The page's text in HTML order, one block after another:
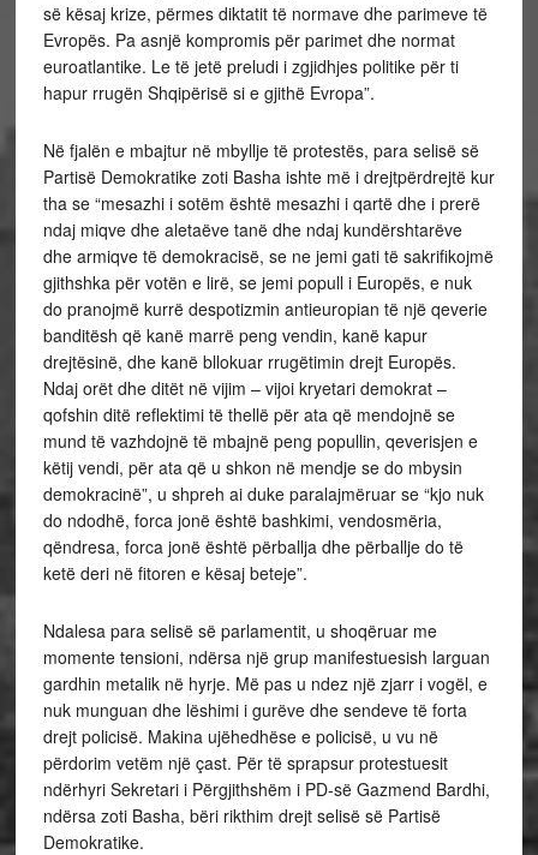
së kësaj krize, përmes diktatit të normave dhe parimeve të
Evropës. Pa asnjë kompromis për parimet dhe normat
euroatlantike. Le të jetë preludi i zgjidhjes politike për ti
hapur rrugën Shqipërisë si e gjithë Evropa”.
Në fjalën e mbajtur në mbyllje të protestës, para selisë së
Partisë Demokratike zoti Basha ishte më i drejtpërdrejtë kur
tha se “mesazhi i sotëm është mesazhi i qartë dhe i prerë
ndaj miqve dhe aletaëve tanë dhe ndaj kundërshtarëve
dhe armiqve të demokracisë, se ne jemi gati të sakrifikojmë
gjithshka për votën e lirë, se jemi popull i Europës, e nuk
do pranojmë kurrë despotizmin antieuropian të një qeverie
banditësh që kanë marrë peng vendin, kanë kapur
drejtësinë, dhe kanë bllokuar rrugëtimin drejt Europës.
Ndaj orët dhe ditët në vijim – vijoi kryetari demokrat –
qofshin ditë reflektimi të thellë për ata që mendojnë se
mund të vazhdojnë të mbajnë peng popullin, qeverisjen e
këtij vendi, për ata që u shkon në mendje se do mbysin
demokracinë”, u shpreh ai duke paralajmëruar se “kjo nuk
do ndodhë, forca jonë është bashkimi, vendosmëria,
qëndresa, forca jonë është përballja dhe përballje do të
ketë deri në fitoren e kësaj beteje”.
Ndalesa para selisë së parlamentit, u shoqëruar me
momente tensioni, ndërsa një grup manifestuesish larguan
gardhin metalik në hyrje. Më pas u ndez një zjarr i vogël, e
nuk munguan dhe lëshimi i gurëve dhe sendeve të forta
drejt policisë. Makina ujëhedhëse e policisë, u vu në
përdorim vetëm një çast. Për të sprapsur protestuesit
ndërhyri Sekretari i Përgjithshëm i PD-së Gazmend Bardhi,
ndërsa zoti Basha, bëri rikthim drejt selisë së Partisë
Demokratike.